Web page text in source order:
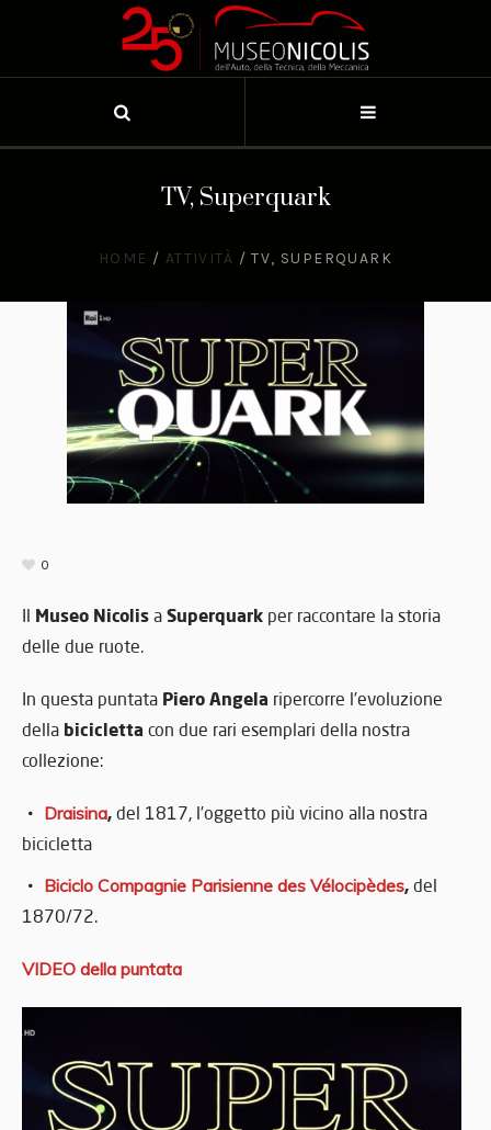
TV, Superquark
HOME / ATTIVITÀ / TV, SUPERQUARK
0
Il Museo Nicolis a Superquark per raccontare la storia
delle due ruote.
In questa puntata Piero Angela ripercorre l’evoluzione
della bicicletta con due rari esemplari della nostra
collezione:
Draisina, del 1817, l’oggetto più vicino alla nostra
bicicletta
Biciclo Compagnie Parisienne des Vélocipèdes, del
1870/72.
VIDEO della puntata